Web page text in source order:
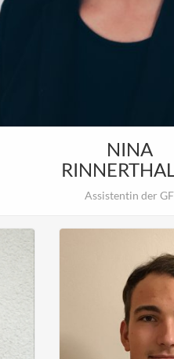
NINA
Assistentin der GF
Daniel Neureiter